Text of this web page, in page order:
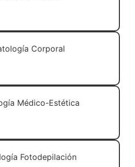
Corporal
Médico-Estética
Fotodepilación